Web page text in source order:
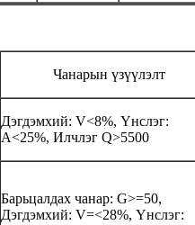
Чанарын үзүүлэлт
Дэгдэмхий: V<8%, Үнслэг:
A<25%, Илчлэг Q>5500
Барьцалдах чанар: G>=50,
Дэгдэмхий: V=<28%, Үнслэг: